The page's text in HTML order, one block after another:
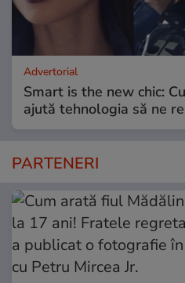
Advertorial
Smart is the new chic:
ajută tehnologia să ne
PARTENERI